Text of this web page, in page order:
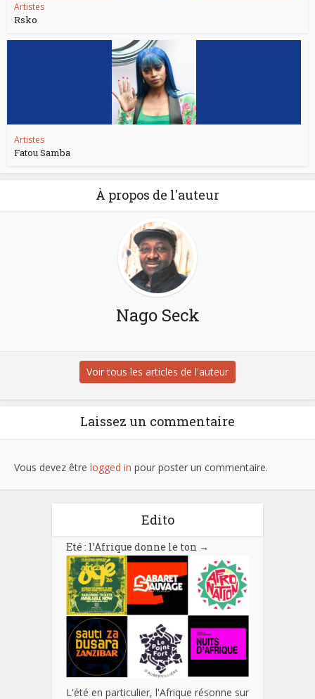
Artistes
Rsko
Artistes
Fatou Samba
À propos de l'auteur
Nago Seck
Voir tous les articles de l'auteur
Laissez un commentaire
Vous devez être logged in pour poster un commentaire.
Edito
Eté : l’Afrique donne le ton →
L'été en particulier, l'Afrique résonne sur